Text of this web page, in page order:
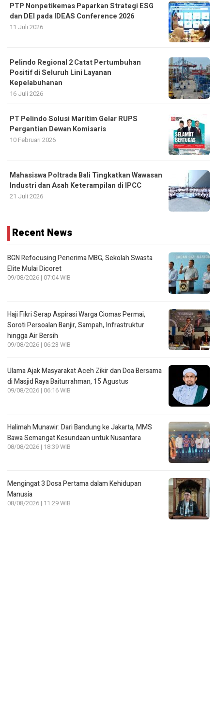
PTP Nonpetikemas Paparkan Strategi ESG
dan DEI pada IDEAS Conference 2026
11 Juli 2026
Pelindo Regional 2 Catat Pertumbuhan
Positif di Seluruh Lini Layanan
Kepelabuhanan
16 Juli 2026
PT Pelindo Solusi Maritim Gelar RUPS
Pergantian Dewan Komisaris
10 Februari 2026
Mahasiswa Poltrada Bali Tingkatkan Wawasan
Industri dan Asah Keterampilan di IPCC
21 Juli 2026
Recent News
BGN Refocusing Penerima MBG, Sekolah Swasta
Elite Mulai Dicoret
09/08/2026 | 07:04 WIB
Haji Fikri Serap Aspirasi Warga Ciomas Permai,
Soroti Persoalan Banjir, Sampah, Infrastruktur
hingga Air Bersih
09/08/2026 | 06:23 WIB
Ulama Ajak Masyarakat Aceh Zikir dan Doa Bersama
di Masjid Raya Baiturrahman, 15 Agustus
09/08/2026 | 06:16 WIB
Halimah Munawir: Dari Bandung ke Jakarta, MMS
Bawa Semangat Kesundaan untuk Nusantara
08/08/2026 | 18:39 WIB
Mengingat 3 Dosa Pertama dalam Kehidupan
Manusia
08/08/2026 | 11:29 WIB